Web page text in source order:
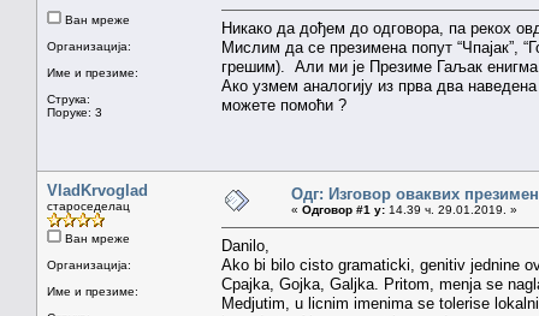
Ван мреже
Организација:
Име и презиме:
Струка:
Поруке: 3
Никако да дођем до одговора, па рекох
Мислим да се презимена попут “Чпајак”,
грешим). Али ми је Презиме Гаљак енигма
Ако узмем аналогију из прва два
можете помоћи ?
VladKrvoglad
староседелац
Ван мреже
Организација:
Име и презиме:
Одг: Изговор оваквих
« Одговор #1 у: 14.39 ч. 29.01.2019. »
Danilo,
Ako bi bilo cisto gramaticki, genitiv jednine
Cpajka, Gojka, Galjka. Pritom, menja se
Medjutim, u licnim imenima se tolerise